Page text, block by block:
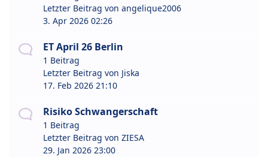
Letzter Beitrag von angelique2006
3. Apr 2026 02:26
ET April 26 Berlin
1 Beitrag
Letzter Beitrag von Jiska
17. Feb 2026 21:10
Risiko Schwangerschaft
1 Beitrag
Letzter Beitrag von ZIESA
29. Jan 2026 23:00